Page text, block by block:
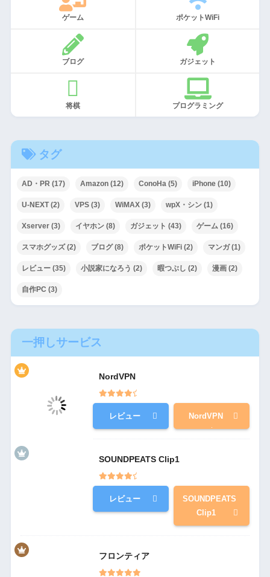
ゲーム ポケットWiFi
ブログ ガジェット
将棋 プログラミング
タグ
AD・PR (17) Amazon(12) ConoHa(5) iPhone(10)
U-NEXT(2) VPS(3) WiMAX(3) wpX・シン(1)
Xserver(3) イヤホン(8) ガジェット (43) ゲーム(16)
スマホグッズ(2) ブログ(8) ポケットWiFi(2) マンガ(1)
レビュー(35) 小説家になろう (2) 暇つぶし (2) 漫画(2)
自作PC (3)
一押しサービス
NordVPN
レビュー NordVPN
SOUNDPEATS Clip1
レビュー
SOUNDPEATS
Clip1
フロンティア